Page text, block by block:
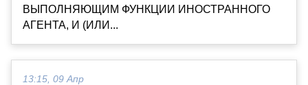
ВЫПОЛНЯЮЩИМ ФУНКЦИИ ИНОСТРАННОГО
АГЕНТА, И (ИЛИ...
13:15, 09 Апр